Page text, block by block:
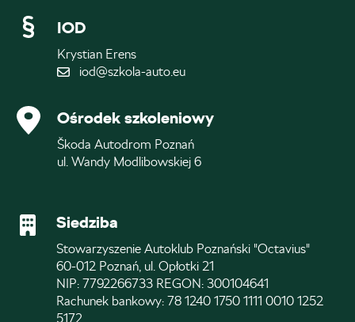
IOD
Krystian Erens
iod@szkola-auto.eu
Ośrodek szkoleniowy
Škoda Autodrom Poznań
ul. Wandy Modlibowskiej 6
Siedziba
Stowarzyszenie Autoklub Poznański "Octavius"
60-012 Poznań, ul. Opłotki 21
NIP: 7792266733 REGON: 300104641
Rachunek bankowy: 78 1240 1750 1111 0010 1252
5172